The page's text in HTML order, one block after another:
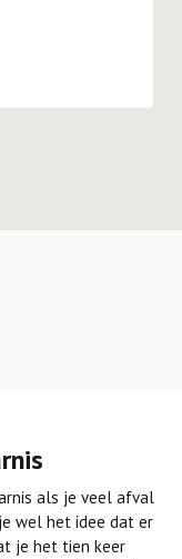
als je veel afval
wel het idee dat er
je het tien keer